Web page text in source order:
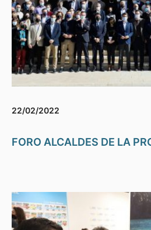
22/02/2022
FORO ALCALDES DE LA